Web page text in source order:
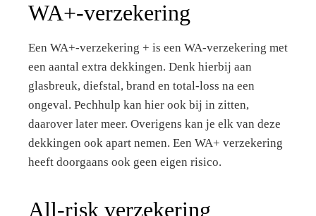
WA+-verzekering
Een WA+-verzekering + is een WA-verzekering met
een aantal extra dekkingen. Denk hierbij aan
glasbreuk, diefstal, brand en total-loss na een
ongeval. Pechhulp kan hier ook bij in zitten,
daarover later meer. Overigens kan je elk van deze
dekkingen ook apart nemen. Een WA+ verzekering
heeft doorgaans ook geen eigen risico.
All-risk verzekering